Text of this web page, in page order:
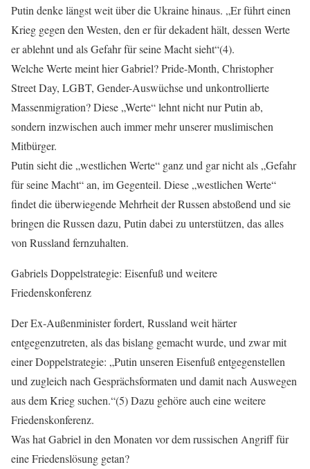
Putin denke längst weit über die Ukraine hinaus. „Er führt einen
Krieg gegen den Westen, den er für dekadent hält, dessen Werte
er ablehnt und als Gefahr für seine Macht sieht“(4).
Welche Werte meint hier Gabriel? Pride-Month, Christopher
Street Day, LGBT, Gender-Auswüchse und unkontrollierte
Massenmigration? Diese „Werte“ lehnt nicht nur Putin ab,
sondern inzwischen auch immer mehr unserer muslimischen
Mitbürger.
Putin sieht die „westlichen Werte“ ganz und gar nicht als „Gefahr
für seine Macht“ an, im Gegenteil. Diese „westlichen Werte“
findet die überwiegende Mehrheit der Russen abstoßend und sie
bringen die Russen dazu, Putin dabei zu unterstützen, das alles
von Russland fernzuhalten.
Gabriels Doppelstrategie: Eisenfuß und weitere
Friedenskonferenz
Der Ex-Außenminister fordert, Russland weit härter
entgegenzutreten, als das bislang gemacht wurde, und zwar mit
einer Doppelstrategie: „Putin unseren Eisenfuß entgegenstellen
und zugleich nach Gesprächsformaten und damit nach Auswegen
aus dem Krieg suchen.“(5) Dazu gehöre auch eine weitere
Friedenskonferenz.
Was hat Gabriel in den Monaten vor dem russischen Angriff für
eine Friedenslösung getan?